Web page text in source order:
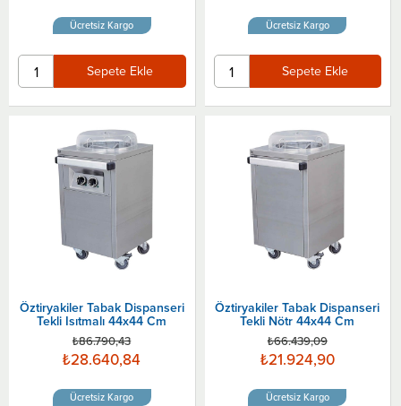
Sepete Ekle
Ücretsiz Kargo
Sepete Ekle
Ücretsiz Kargo
Öztiryakiler Tabak Dispanseri
Tekli Isıtmalı 44x44 Cm
₺28.640,84
₺86.790,43
Ücretsiz Kargo
Öztiryakiler Tabak Dispanseri
Tekli Nötr 44x44 Cm
₺21.924,90
₺66.439,09
Ücretsiz Kargo